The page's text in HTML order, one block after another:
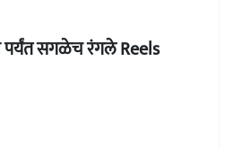
पर्यंत सगळेच रंगले Reels